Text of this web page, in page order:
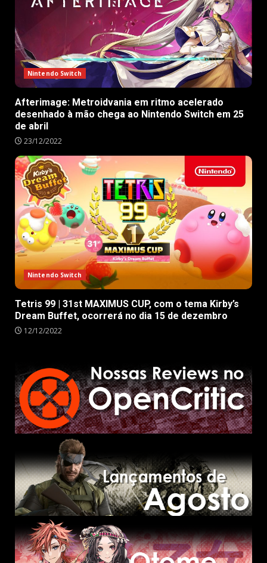
Nintendo Switch
Afterimage: Metroidvania em ritmo acelerado
desenhado à mão chega ao Nintendo Switch em 25
de abril
23/12/2022
Nintendo Switch
Tetris 99 | 31st MAXIMUS CUP, com o tema Kirby’s
Dream Buffet, ocorrerá no dia 15 de dezembro
12/12/2022